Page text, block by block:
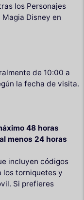
los Personajes
Disney en
de 10:00 a
la fecha de visita.
48 horas
menos 24 horas
incluyen códigos
los torniquetes y
Si prefieres